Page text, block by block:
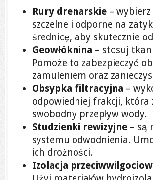
Rury drenarskie –
szczelne i odporne na
średnicę, aby skutecznie
Geowłóknina – stosuj
Pomoże to zabezpieczyć
zamuleniem oraz
Obsypka filtracyjna –
odpowiedniej frakcji, która
swobodny przepływ wody.
Studzienki rewizyjne – są
systemu odwodnienia.
ich drożności.
Izolacja